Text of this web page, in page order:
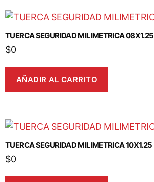
TUERCA SEGURIDAD MILIMETRICA 08X1.25
$0
AÑADIR AL CARRITO
TUERCA SEGURIDAD MILIMETRICA 10X1.25
$0